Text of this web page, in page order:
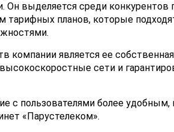
Он выделяется среди конкурентов
планов, которые
компании является ее
сети и
с пользователями более удобным,
«Парустелеком».